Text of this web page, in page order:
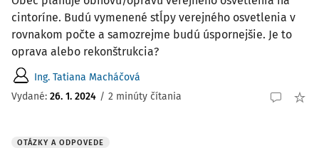
cintoríne. Budú vymenené stĺpy verejného osvetlenia v
rovnakom počte a samozrejme budú úspornejšie. Je to
oprava alebo rekonštrukcia?
Ing. Tatiana Macháčová
Vydané: 26. 1. 2024 / 2 minúty čítania
OTÁZKY A ODPOVEDE